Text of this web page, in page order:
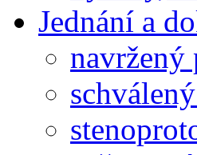
Jednání a
navržený